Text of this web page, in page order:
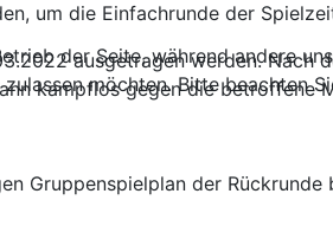
um die Einfachrunde der
ausgetragen werden.
kampflos gegen die betroffene
Gruppenspielplan der
der Seite, während andere
möchten. Bitte beachten